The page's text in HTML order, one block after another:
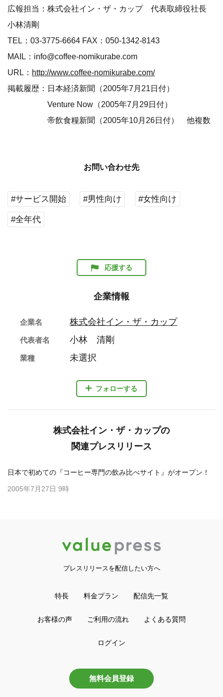
広報担当：株式会社イン・ザ・カップ 代表取締役社長
小林清剛
TEL：03-3775-6664 FAX：050-1342-8143
MAIL：info@coffee-nomikurabe.com
URL： http://www.coffee-nomikurabe.com/
掲載履歴：日本経済新聞（2005年7月21日付）
Venture Now（2005年7月29日付）
帝飲食糧新聞（2005年10月26日付） 他複数
お問い合わせ先
#サービス開始 #男性向け #女性向け
#全年代
応援する
企業情報
フォローする
企業名 株式会社イン・ザ・カップ
代表者名 小林 清剛
業種 未選択
株式会社イン・ザ・カップの
関連プレスリリース
日本で初めての『コーヒー専門の飲み比べサイト』がオープン！
2005年7月27日 9時
プレスリリースを配信したい方へ
特長 料金プラン 配信先一覧
お客様の声 ご利用の流れ よくある質問
ログイン
無料会員登録